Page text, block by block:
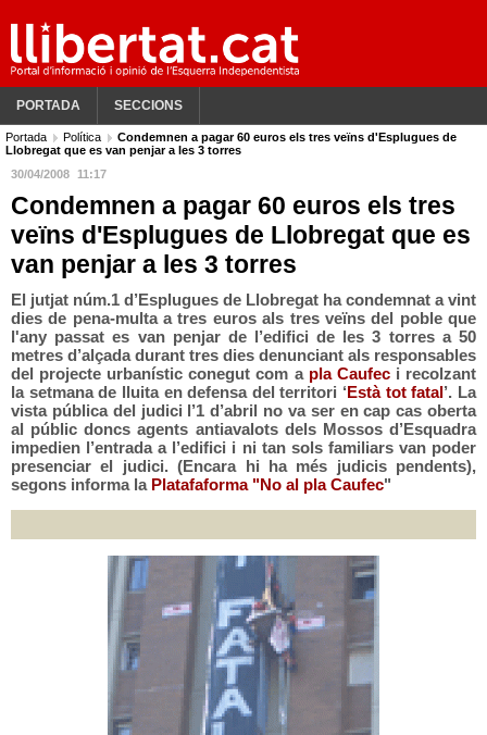
PORTADA SECCIONS
Portada Política
Condemnen a pagar 60 euros els tres veïns d'Esplugues de
Llobregat que es van penjar a les 3 torres
30/04/2008
11:17
Condemnen a pagar 60 euros els tres
veïns d'Esplugues de Llobregat que es
van penjar a les 3 torres
El jutjat núm.1 d’Esplugues de Llobregat ha condemnat a vint
dies de pena-multa a tres euros als tres veïns del poble que
l'any passat es van penjar de l’edifici de les 3 torres a 50
metres d’alçada durant tres dies denunciant als responsables
del projecte urbanístic conegut com a pla Caufeci recolzant
la setmana de lluita en defensa del territori ‘Està tot fatal’. La
vista pública del judici l’1 d’abril no va ser en cap cas oberta
al públic doncs agents antiavalots dels Mossos d’Esquadra
impedien l’entrada a l’edifici i ni tan sols familiars van poder
presenciar el judici. (Encara hi ha més judicis pendents),
segons informa la Platafaforma "No al pla Caufec"